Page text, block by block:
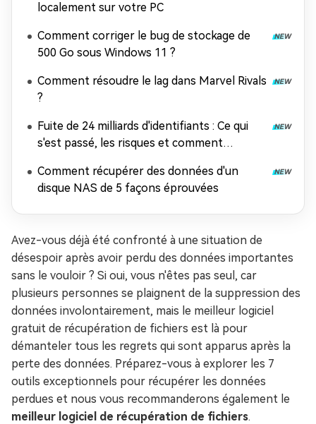
localement sur votre PC
Comment corriger le bug de stockage de
500 Go sous Windows 11 ?
Comment résoudre le lag dans Marvel Rivals
?
Fuite de 24 milliards d'identifiants : Ce qui
s'est passé, les risques et comment
Comment récupérer des données d'un
disque NAS de 5 façons éprouvées
Avez-vous déjà été confronté à une situation de
désespoir après avoir perdu des données importantes
sans le vouloir ? Si oui, vous n'êtes pas seul, car
plusieurs personnes se plaignent de la suppression des
données involontairement, mais le meilleur logiciel
gratuit de récupération de fichiers est là pour
démanteler tous les regrets qui sont apparus après la
perte des données. Préparez-vous à explorer les 7
outils exceptionnels pour récupérer les données
perdues et nous vous recommanderons également le
meilleur logiciel de récupération de fichiers.